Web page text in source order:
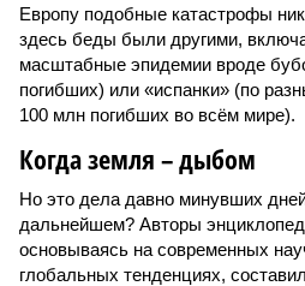
Европу подобные катастрофы
здесь беды были другими,
масштабные эпидемии вроде
погибших) или «испанки» (по
100 млн погибших во всём мире).
Когда земля – дыбом
Но это дела давно минувших
дальнейшем? Авторы
основываясь на современных
глобальных тенденциях,